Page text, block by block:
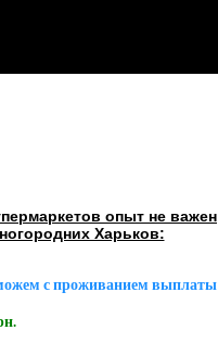
опыт не важен
Харьков:
с проживанием выплаты